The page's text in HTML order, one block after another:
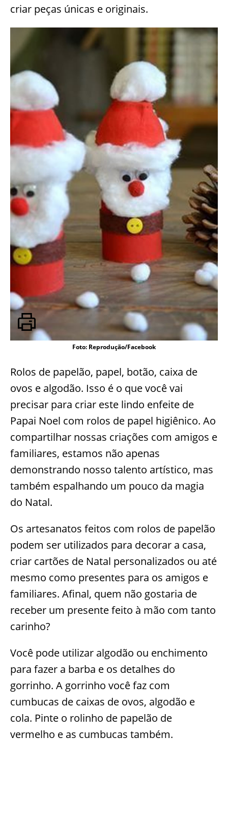
criar peças únicas e originais.
Foto: Reprodução/Facebook
Rolos de papelão, papel, botão, caixa de
ovos e algodão. Isso é o que você vai
precisar para criar este lindo enfeite de
Papai Noel com rolos de papel higiênico. Ao
compartilhar nossas criações com amigos e
familiares, estamos não apenas
demonstrando nosso talento artístico, mas
também espalhando um pouco da magia
do Natal.
Os artesanatos feitos com rolos de papelão
podem ser utilizados para decorar a casa,
criar cartões de Natal personalizados ou até
mesmo como presentes para os amigos e
familiares. Afinal, quem não gostaria de
receber um presente feito à mão com tanto
carinho?
Você pode utilizar algodão ou enchimento
para fazer a barba e os detalhes do
gorrinho. A gorrinho você faz com
cumbucas de caixas de ovos, algodão e
cola. Pinte o rolinho de papelão de
vermelho e as cumbucas também.